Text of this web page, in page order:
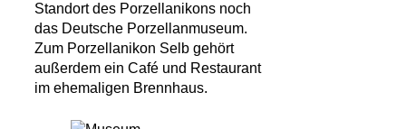
Standort des Porzellanikons noch
das Deutsche Porzellanmuseum.
Zum Porzellanikon Selb gehört
außerdem ein Café und Restaurant
im ehemaligen Brennhaus.